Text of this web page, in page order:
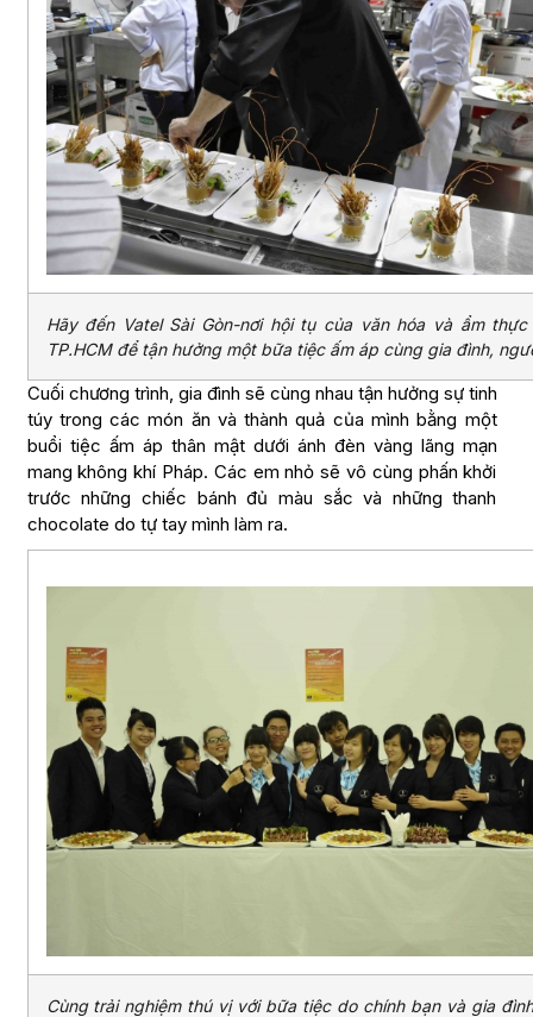
Hãy đến Vatel Sài Gòn-nơi hội tụ của văn hóa và ẩm thực
TP.HCM để tận hưởng một bữa tiệc ấm áp cùng gia đình,
Cuối chương trình, gia đình sẽ cùng nhau tận hưởng sự tinh
túy trong các món ăn và thành quả của mình bằng một
buổi tiệc ấm áp thân mật dưới ánh đèn vàng lãng mạn
mang không khí Pháp. Các em nhỏ sẽ vô cùng phấn khởi
trước những chiếc bánh đủ màu sắc và những thanh
chocolate do tự tay mình làm ra.
Cùng trải nghiệm thú vị với bữa tiệc do chính bạn và gia